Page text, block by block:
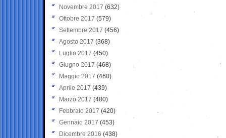
Novembre 2017 (632)
Ottobre 2017 (579)
Settembre 2017 (456)
Agosto 2017 (368)
Luglio 2017 (450)
Giugno 2017 (468)
Maggio 2017 (460)
Aprile 2017 (439)
Marzo 2017 (480)
Febbraio 2017 (420)
Gennaio 2017 (453)
Dicembre 2016 (438)